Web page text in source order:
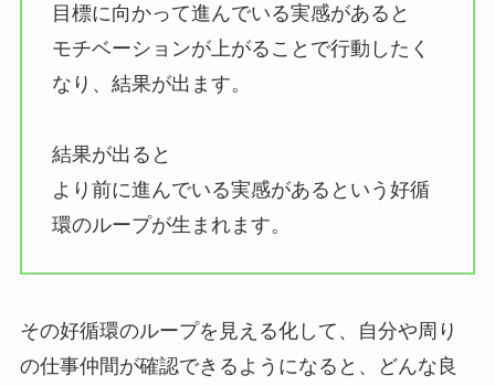
目標に向かって進んでいる実感があると
モチベーションが上がることで行動したく
なり、結果が出ます。
結果が出ると
より前に進んでいる実感があるという好循
環のループが生まれます。
その好循環のループを見える化して、自分や周り
の仕事仲間が確認できるようになると、どんな良